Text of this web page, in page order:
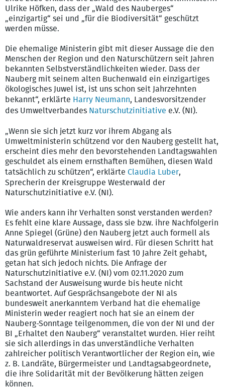
Ulrike Höfken, dass der „Wald des Nauberges“
„einzigartig“ sei und „für die Biodiversität“ geschützt
werden müsse.
Die ehemalige Ministerin gibt mit dieser Aussage die den
Menschen der Region und den Naturschützern seit Jahren
bekannten Selbstverständlichkeiten wieder. Dass der
Nauberg mit seinem alten Buchenwald ein einzigartiges
ökologisches Juwel ist, ist uns schon seit Jahrzehnten
bekannt“, erklärte Harry Neumann, Landesvorsitzender
des Umweltverbandes Naturschutzinitiative e.V. (NI).
„Wenn sie sich jetzt kurz vor ihrem Abgang als
Umweltministerin schützend vor den Nauberg gestellt hat,
erscheint dies mehr den bevorstehenden Landtagswahlen
geschuldet als einem ernsthaften Bemühen, diesen Wald
tatsächlich zu schützen“, erklärte Claudia Luber,
Sprecherin der Kreisgruppe Westerwald der
Naturschutzinitiative e.V. (NI).
Wie anders kann ihr Verhalten sonst verstanden werden?
Es fehlt eine klare Aussage, dass sie bzw. ihre Nachfolgerin
Anne Spiegel (Grüne) den Nauberg jetzt auch formell als
Naturwaldreservat ausweisen wird. Für diesen Schritt hat
das grün geführte Ministerium fast 10 Jahre Zeit gehabt,
getan hat sich jedoch nichts. Die Anfrage der
Naturschutzinitiative e.V. (NI) vom 02.11.2020 zum
Sachstand der Ausweisung wurde bis heute nicht
beantwortet. Auf Gesprächsangebote der NI als
bundesweit anerkanntem Verband hat die ehemalige
Ministerin weder reagiert noch hat sie an einem der
Nauberg-Sonntage teilgenommen, die von der NI und der
BI „Erhaltet den Nauberg“ veranstaltet wurden. Hier reiht
sie sich allerdings in das unverständliche Verhalten
zahlreicher politisch Verantwortlicher der Region ein, wie
z. B. Landräte, Bürgermeister und Landtagsabgeordnete,
die ihre Solidarität mit der Bevölkerung hätten zeigen
können.